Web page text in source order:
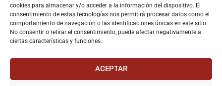
cookies para almacenar y/o acceder a la información del dispositivo. El
consentimiento de estas tecnologías nos permitirá procesar datos como el
comportamiento de navegación o las identificaciones únicas en este sitio.
No consentir o retirar el consentimiento, puede afectar negativamente a
ciertas características y funciones.
ACEPTAR
de
vídeo